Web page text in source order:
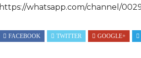
https://whatsapp.com/channel/
FACEBOOK TWITTER GOOGLE+